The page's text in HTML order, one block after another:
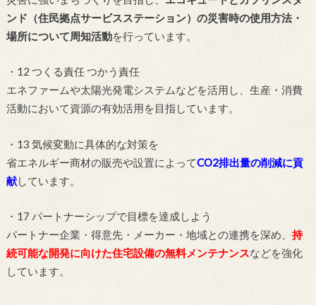
ンド（住民拠点サービスステーション）の災害時の使用方法・
場所について周知活動を行っています。
・12 つくる責任 つかう責任
エネファームや太陽光発電システムなどを活用し、生産・消費
活動において資源の有効活用を目指しています。
・13 気候変動に具体的な対策を
省エネルギー商材の販売や設置によってCO2排出量の削減に貢
献しています。
・17 パートナーシップで目標を達成しよう
パートナー企業・得意先・メーカー・地域との連携を深め、 持
続可能な開発に向けた住宅設備の無料メンテナンスなどを強化
しています。